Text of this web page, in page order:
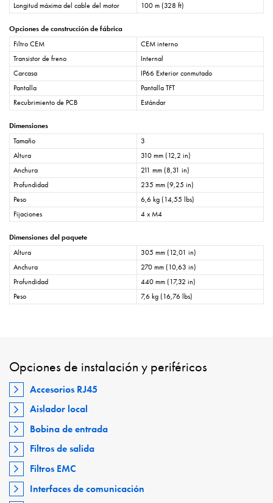
Longitud máxima del cable del motor
100 m (328 ft)
Opciones de construcción de fábrica
Filtro CEM
CEM interno
Transistor de freno
Internal
Carcasa
IP66 Exterior conmutado
Pantalla
Pantalla TFT
Recubrimiento de PCB
Estándar
Dimensiones
Tamaño
3
Altura
310 mm (12,2 in)
Anchura
211 mm (8,31 in)
Profundidad
235 mm (9,25 in)
Peso
6,6 kg (14,55 lbs)
Fijaciones
4 x M4
Dimensiones del paquete
Altura
305 mm (12,01 in)
Anchura
270 mm (10,63 in)
Profundidad
440 mm (17,32 in)
Peso
7,6 kg (16,76 lbs)
Opciones de instalación y periféricos
Accesorios RJ45
Aislador local
Bobina de entrada
Filtros de salida
Filtros EMC
Interfaces de comunicación